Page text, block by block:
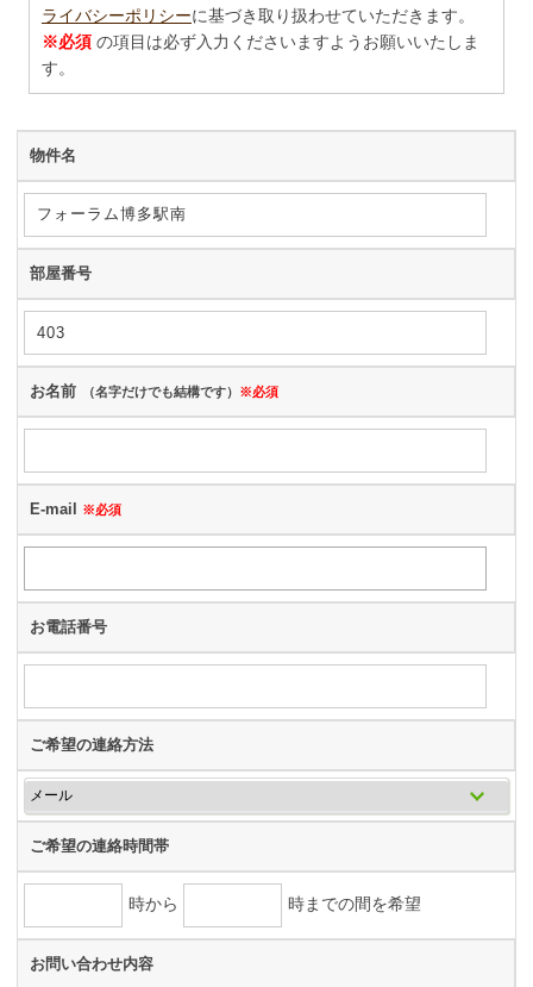
ライバシーポリシーに基づき取り扱わせていただきます。
※必須 の項目は必ず入力くださいますようお願いいたしま
す。
物件名
部屋番号
お名前 （名字だけでも結構です） ※必須
E-mail ※必須
お電話番号
ご希望の連絡方法
ご希望の連絡時間帯
時から 時までの間を希望
お問い合わせ内容